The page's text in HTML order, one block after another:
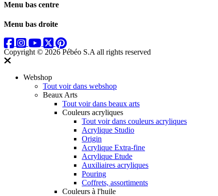
Menu bas centre
Menu bas droite
Copyright © 2026 Pébéo S.A all rights reserved
Webshop
Tout voir dans webshop
Beaux Arts
Tout voir dans beaux arts
Couleurs acryliques
Tout voir dans couleurs acryliques
Acrylique Studio
Origin
Acrylique Extra-fine
Acrylique Etude
Auxiliaires acryliques
Pouring
Coffrets, assortiments
Couleurs à l'huile